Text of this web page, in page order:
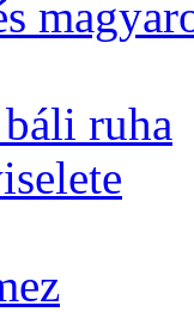
ruha